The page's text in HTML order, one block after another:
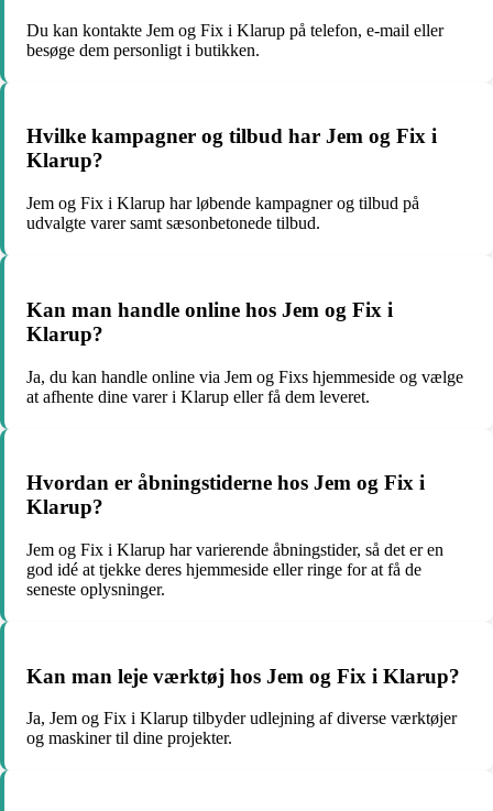
Du kan kontakte Jem og Fix i Klarup på telefon, e-mail eller
besøge dem personligt i butikken.
Hvilke kampagner og tilbud har Jem og Fix i
Klarup?
Jem og Fix i Klarup har løbende kampagner og tilbud på
udvalgte varer samt sæsonbetonede tilbud.
Kan man handle online hos Jem og Fix i
Klarup?
Ja, du kan handle online via Jem og Fixs hjemmeside og vælge
at afhente dine varer i Klarup eller få dem leveret.
Hvordan er åbningstiderne hos Jem og Fix i
Klarup?
Jem og Fix i Klarup har varierende åbningstider, så det er en
god idé at tjekke deres hjemmeside eller ringe for at få de
seneste oplysninger.
Kan man leje værktøj hos Jem og Fix i Klarup?
Ja, Jem og Fix i Klarup tilbyder udlejning af diverse værktøjer
og maskiner til dine projekter.